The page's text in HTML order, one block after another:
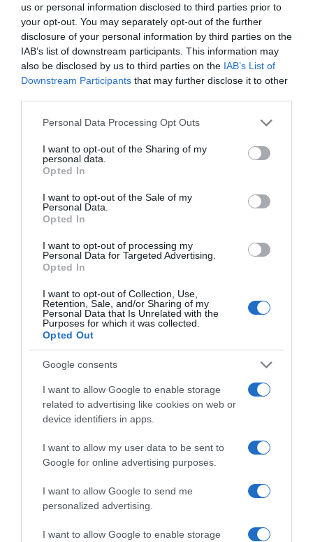
us or personal information disclosed to third parties prior to
your opt-out. You may separately opt-out of the further
disclosure of your personal information by third parties on the
IAB’s list of downstream participants. This information may
also be disclosed by us to third parties on the IAB’s List of
Downstream Participants that may further disclose it to other
Please note that this website/app uses one or more Google
not limited to your visit or usage behaviour. You may click to
grant or deny consent to Google and its third-party tags to
use your data for below specified purposes in below Google
consent section.
Personal Data Processing Opt Outs
I want to opt-out of the Sharing of my
personal data.
Opted In
I want to opt-out of the Sale of my
Personal Data.
Opted In
I want to opt-out of processing my
Personal Data for Targeted Advertising.
Opted In
I want to opt-out of Collection, Use,
Retention, Sale, and/or Sharing of my
Personal Data that Is Unrelated with the
Purposes for which it was collected.
Opted Out
Google consents
I want to allow Google to enable storage
related to advertising like cookies on web or
device identifiers in apps.
I want to allow my user data to be sent to
Google for online advertising purposes.
I want to allow Google to send me
personalized advertising.
I want to allow Google to enable storage
Milyen férfiak jönnek be neki?
A korábbi Michelle Wild jelenleg stabil párkapcsolatban
él, de az adásban arról is beszélt, hogy mi fogja meg egy
férfiban. Mint elmondta, leginkább az intellektus által tud
kapcsolódni, az érinti meg a legjobban.
szóhasználata vagy a logikai készsége nagyobb
tulajdonsága.
– A férjem kifejezetten egy olyan ember volt számomra,
vagy olyannak láttam, aki egy járatlan utat nagyon nagy
magabiztossággal tudott járni. Mindig érzékenyen hatott
rám, amikor kitalált valami olyat, ami még nincs is, és
vagy elköteleződés, most inkább a vonzalomról
beszéltünk elsősorban. Azt is tudja az ember felnőttként
hagyja nem megtörténni a dolgokat – fogalmazott Vad
Katalin.
Megosztás: Facebook Twitter Pinterest
Címkék: férfiak,magánélet,Michelle Wild zsáner
Korábbi bejegyzések
HASONLÓ BEJEGYZÉSEK